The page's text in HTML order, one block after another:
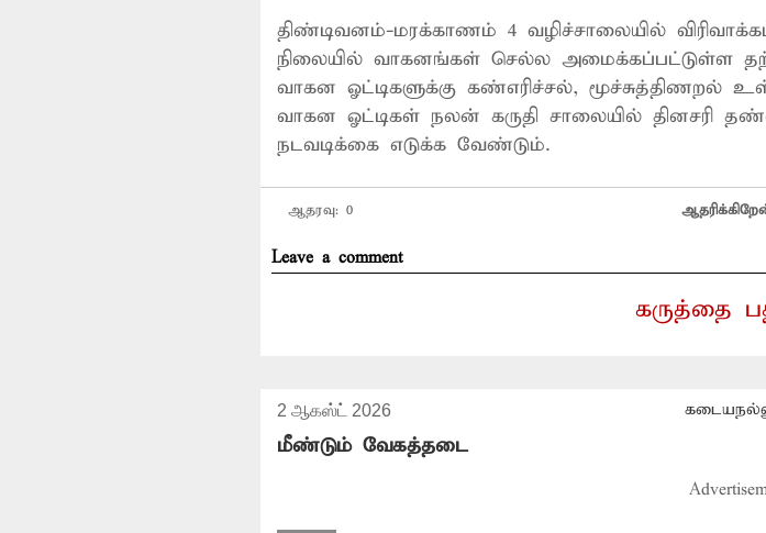
திண்டிவனம்-மரக்காணம் 4 வழிச்சாலையில்
நிலையில் வாகனங்கள் செல்ல அமைக்கப்பட்டுள்ள
வாகன ஓட்டிகளுக்கு கண்எரிச்சல், மூச்சுத்திணறல்
வாகன ஓட்டிகள் நலன் கருதி சாலையில் தினசரி
நடவடிக்கை எடுக்க வேண்டும்.
ஆதரவு: 0
Leave a comment
கருத்தை
2 ஆகஸ்ட் 2026
மீண்டும் வேகத்தடை